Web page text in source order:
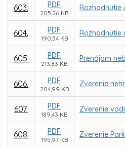
603. PDF
205,26 KB
Rozhodnutie
604. PDF
190,54 KB
Rozhodnutie
605. PDF
213,83 KB
Prenájom
606. PDF
204,99 KB
Zverenie
607. PDF
189,43 KB
Zverenie
608. PDF
195,97 KB
Zverenie